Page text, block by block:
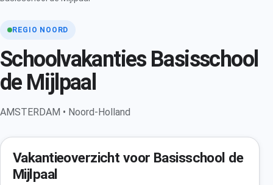
REGIO NOORD
Schoolvakanties Basisschool
de Mijlpaal
AMSTERDAM • Noord-Holland
Vakantieoverzicht voor Basisschool de
Mijlpaal